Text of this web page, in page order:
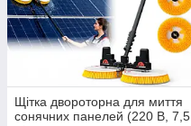
Щітка двороторна для миття
сонячних панелей (220 В, 7,5